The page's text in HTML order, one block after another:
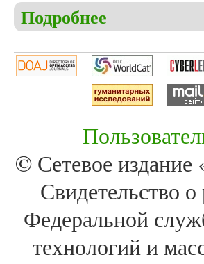
Подробнее
© Сетевое
Свидетельство
Федеральной
технологий и